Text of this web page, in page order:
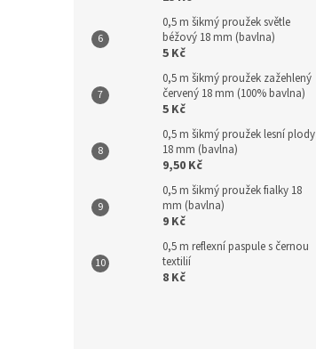
0,5 m šikmý proužek světle
béžový 18 mm (bavlna)
5 Kč
0,5 m šikmý proužek zažehlený
červený 18 mm (100% bavlna)
5 Kč
0,5 m šikmý proužek lesní plody
18 mm (bavlna)
9,50 Kč
0,5 m šikmý proužek fialky 18
mm (bavlna)
9 Kč
0,5 m reflexní paspule s černou
textilií
8 Kč